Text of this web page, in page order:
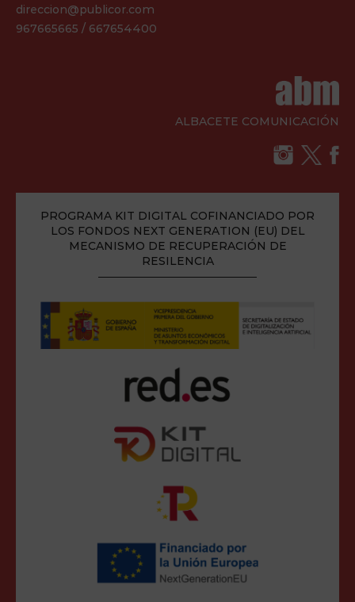
direccion@publicor.com
967665665 / 667654400
ALBACETE COMUNICACIÓN
PROGRAMA KIT DIGITAL COFINANCIADO POR
LOS FONDOS NEXT GENERATION (EU) DEL
MECANISMO DE RECUPERACIÓN DE
RESILENCIA